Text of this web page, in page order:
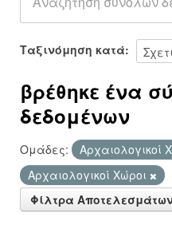
Σχετικά
Ταξινόμηση κατά
βρέθηκε ένα
δεδομένων
Ομάδες: Αρχαιολογικοί
Αρχαιολογικοί Χώροι
Φίλτρα